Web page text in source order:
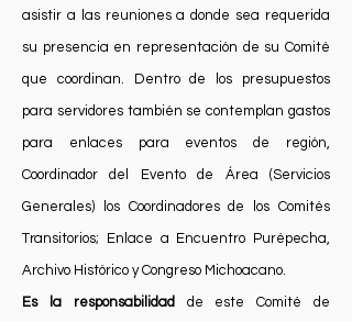
asistir a las reuniones a donde sea requerida
su presencia en representación de su Comité
que coordinan. Dentro de los presupuestos
para servidores también se contemplan gastos
para enlaces para eventos de región,
Coordinador del Evento de Área (Servicios
Generales) los Coordinadores de los Comités
Transitorios; Enlace a Encuentro Purépecha,
Archivo Histórico y Congreso Michoacano.
Es la responsabilidad de este Comité de